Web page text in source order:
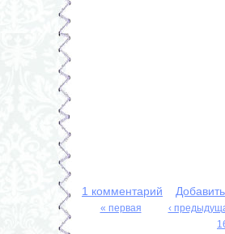
1 комментарий
« первая
‹